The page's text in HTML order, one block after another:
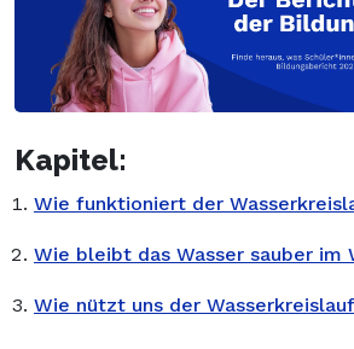
Kapitel:
Wie funktioniert der
Wie bleibt das Wasser sauber im
Wie nützt uns der